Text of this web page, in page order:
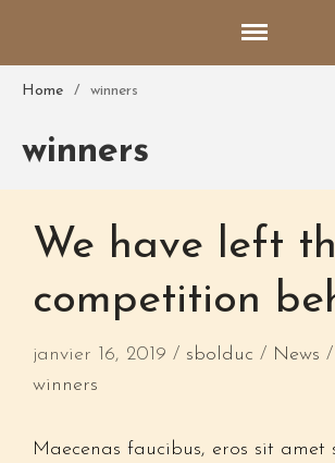
Les
Clients
Photos des
Les chiots
Courriel*
Home / winners
winners
We have left
competition
janvier 16, 2019 sbolduc News
winners
Maecenas faucibus, eros sit amet